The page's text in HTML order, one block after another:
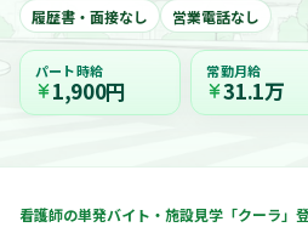
履歴書・面接なし 営業電話なし
パート時給
1,900円
常勤月給
31.1万
看護師の単発バイト・施設見学「クーラ」